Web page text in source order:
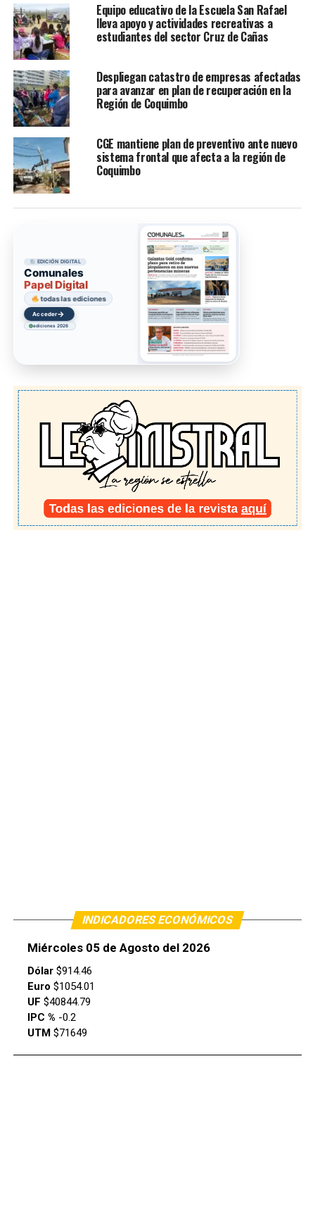
Equipo educativo de la Escuela San Rafael
lleva apoyo y actividades recreativas a
estudiantes del sector Cruz de Cañas
Despliegan catastro de empresas afectadas
para avanzar en plan de recuperación en la
Región de Coquimbo
CGE mantiene plan de preventivo ante nuevo
sistema frontal que afecta a la región de
Coquimbo
EDICIÓN DIGITAL
Comunales
Papel Digital
todas las ediciones
Acceder→
ediciones 2026
INDICADORES ECONÓMICOS
Miércoles 05 de Agosto del 2026
Dólar$914.46
Euro $1054.01
UF $40844.79
IPC % -0.2
UTM$71649